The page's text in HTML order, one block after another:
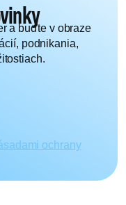
a buďte v obraze
podnikania,
ochrany